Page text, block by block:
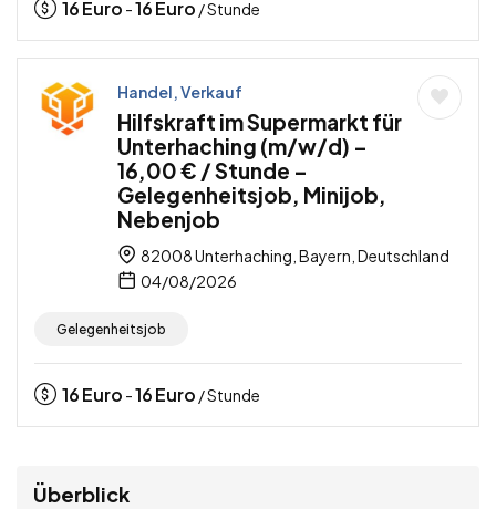
16Euro -16Euro / Stunde
Handel, Verkauf
Hilfskraft im Supermarkt für
Unterhaching (m/w/d) –
16,00 € / Stunde –
Gelegenheitsjob, Minijob,
Nebenjob
82008 Unterhaching, Bayern, Deutschland
04/08/2026
Gelegenheitsjob
16Euro -16Euro / Stunde
Überblick